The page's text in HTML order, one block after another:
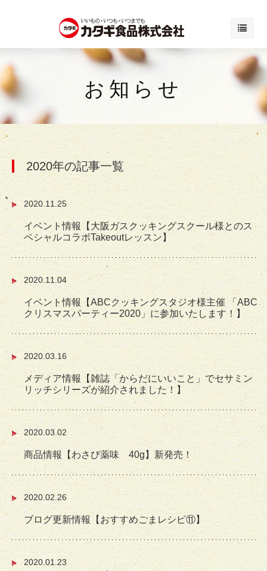
お知らせ
2020年の記事一覧
2020.11.25
イベント情報【大阪ガスクッキングスクール様とのス
ペシャルコラボTakeoutレッスン】
2020.11.04
イベント情報【ABCクッキングスタジオ様主催 「ABC
クリスマスパーティー2020」に参加いたします！】
2020.03.16
メディア情報【雑誌「からだにいいこと」でセサミン
リッチシリーズが紹介されました！】
2020.03.02
商品情報【わさび薬味 40g】新発売！
2020.02.26
ブログ更新情報【おすすめごまレシピ⑪】
2020.01.23